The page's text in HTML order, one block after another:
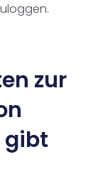
zur
gibt